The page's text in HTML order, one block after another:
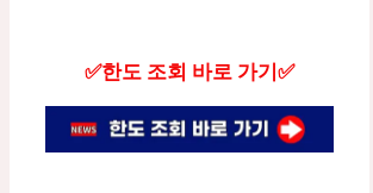
✅한도 조회 바로 가기✅